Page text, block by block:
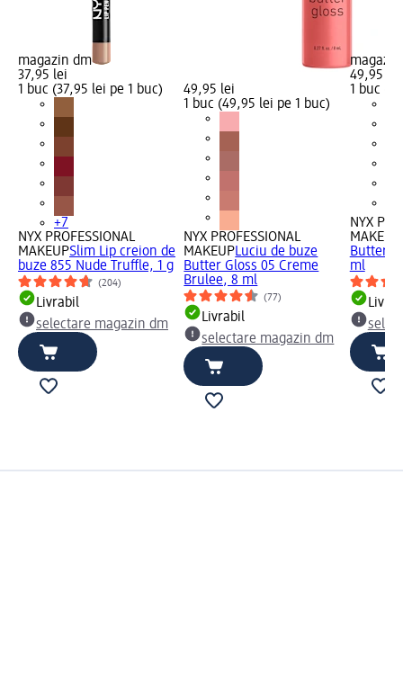
magazin dm
37,95 lei
1 buc (37,95 lei pe 1 buc)
+7
NYX PROFESSIONAL
MAKEUPSlim Lip creion de
buze 855 Nude Truffle, 1 g
(204)
Livrabil
selectare magazin dm
49,95 lei
1 buc (49,95 lei pe 1 buc)
NYX PROFESSIONAL
MAKEUPLuciu de buze
Butter Gloss 05 Creme
Brulee, 8 ml
(77)
Livrabil
selectare magazin dm
49,95 lei
1 buc
NYX
MAKEUP
Butter
ml